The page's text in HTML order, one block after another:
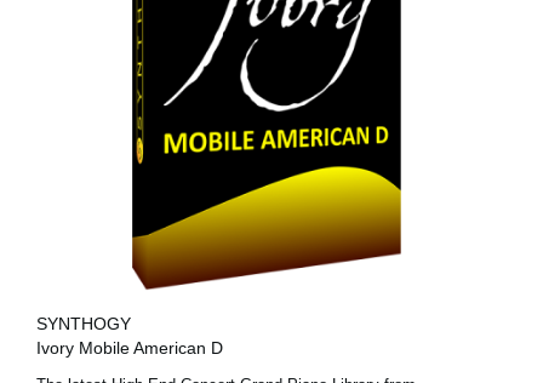
SYNTHOGY
Ivory Mobile American D